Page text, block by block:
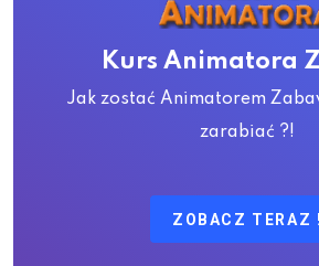
Kurs Animatora
Jak zostać Animatorem
zarabiać ?!
ZOBACZ TERAZ !